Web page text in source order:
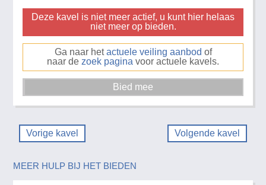
Deze kavel is niet meer actief, u kunt hier helaas
niet meer op bieden.
Ga naar hetactuele veiling aanbod of
naar de zoek pagina voor actuele kavels.
Vorige kavel Volgende kavel
MEER HULP BIJ HET BIEDEN